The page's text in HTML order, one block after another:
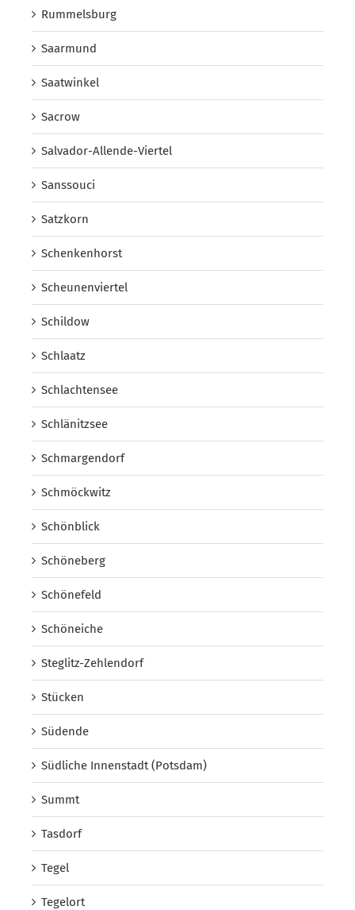
Rummelsburg
Saarmund
Saatwinkel
Sacrow
Salvador-Allende-Viertel
Sanssouci
Satzkorn
Schenkenhorst
Scheunenviertel
Schildow
Schlaatz
Schlachtensee
Schlänitzsee
Schmargendorf
Schmöckwitz
Schönblick
Schöneberg
Schönefeld
Schöneiche
Steglitz-Zehlendorf
Stücken
Südende
Südliche Innenstadt (Potsdam)
Summt
Tasdorf
Tegel
Tegelort